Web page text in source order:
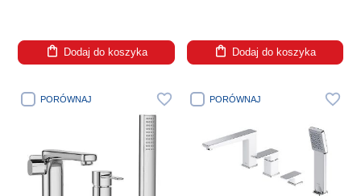
Dodaj do koszyka Dodaj do koszyka
PORÓWNAJ PORÓWNAJ